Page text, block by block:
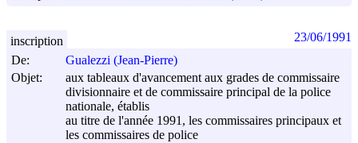
De:
Gualezzi (Jean-Pierre)
Objet:
aux tableaux d'avancement aux grades de commissaire
divisionnaire et de commissaire principal de la police
nationale, établis
au titre de l'année 1991, les commissaires principaux et
les commissaires de police
inscription 23/06/1991